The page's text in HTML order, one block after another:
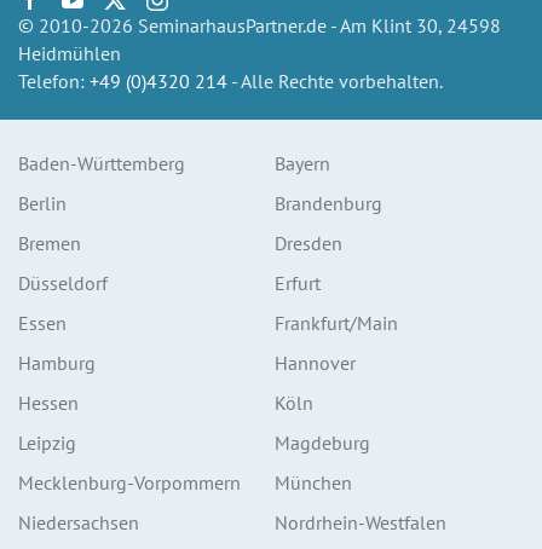
© 2010-2026 SeminarhausPartner.de - Am Klint 30, 24598
Heidmühlen
Telefon: +49 (0)4320 214 - Alle Rechte vorbehalten.
Baden-Württemberg
Bayern
Berlin
Brandenburg
Bremen
Dresden
Düsseldorf
Erfurt
Essen
Frankfurt/Main
Hamburg
Hannover
Hessen
Köln
Leipzig
Magdeburg
Mecklenburg-Vorpommern
München
Niedersachsen
Nordrhein-Westfalen